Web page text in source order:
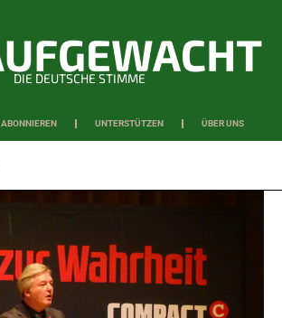
DIE DEUTSCHE STIMME
ABONNIEREN UNTERSTÜTZEN ÜBER UNS